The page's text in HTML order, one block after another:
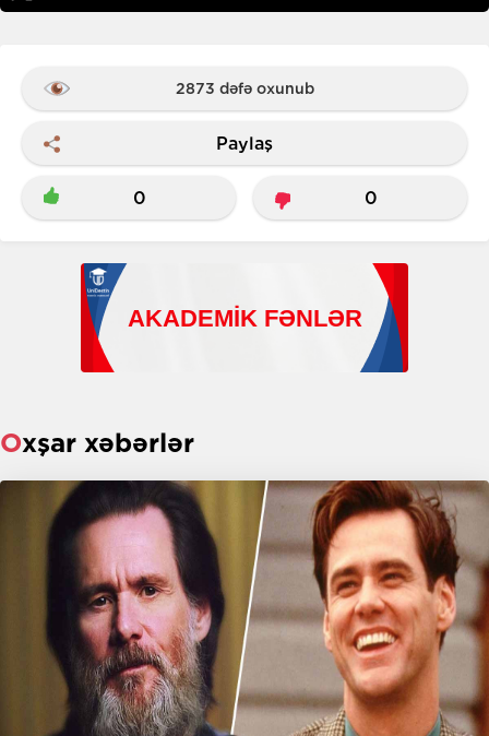
2873 dəfə oxunub
Paylaş
0 0
Oxşar xəbərlər